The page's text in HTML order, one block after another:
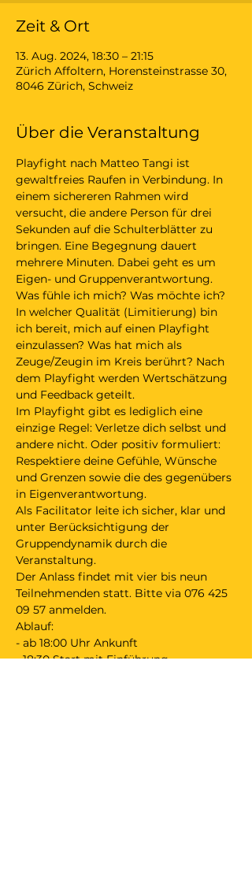
Zeit & Ort
13. Aug. 2024, 18:30 – 21:15
Zürich Affoltern, Horensteinstrasse 30,
8046 Zürich, Schweiz
Über die Veranstaltung
Playfight nach Matteo Tangi ist
gewaltfreies Raufen in Verbindung. In
einem sichereren Rahmen wird
versucht, die andere Person für drei
Sekunden auf die Schulterblätter zu
bringen. Eine Begegnung dauert
mehrere Minuten. Dabei geht es um
Eigen- und Gruppenverantwortung.
Was fühle ich mich? Was möchte ich?
In welcher Qualität (Limitierung) bin
ich bereit, mich auf einen Playfight
einzulassen? Was hat mich als
Zeuge/Zeugin im Kreis berührt? Nach
dem Playfight werden Wertschätzung
und Feedback geteilt.
Im Playfight gibt es lediglich eine
einzige Regel: Verletze dich selbst und
andere nicht. Oder positiv formuliert:
Respektiere deine Gefühle, Wünsche
und Grenzen sowie die des gegenübers
in Eigenverantwortung.
Als Facilitator leite ich sicher, klar und
unter Berücksichtigung der
Gruppendynamik durch die
Veranstaltung.
Der Anlass findet mit vier bis neun
Teilnehmenden statt. Bitte via 076 425
09 57 anmelden.
Ablauf:
- ab 18:00 Uhr Ankunft
- 18:30 Start mit Einführung